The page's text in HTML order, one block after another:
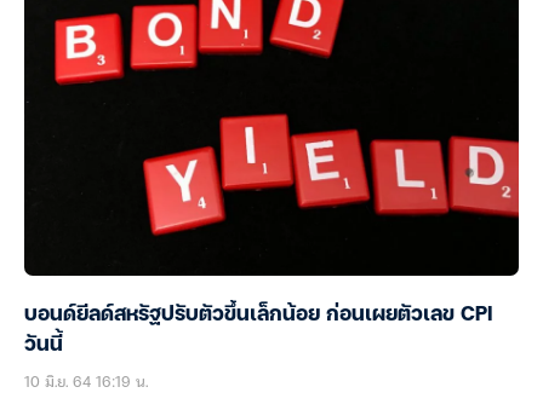
บอนด์ยีลด์สหรัฐปรับตัวขึ้นเล็กน้อย ก่อนเผยตัวเลข CPI
วันนี้
10 มิ.ย. 64 16:19 น.